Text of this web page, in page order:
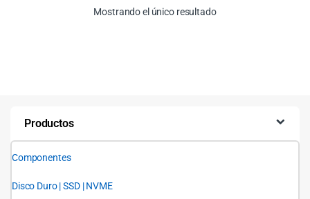
Mostrando el único resultado
Productos
Componentes
Disco Duro | SSD | NVME